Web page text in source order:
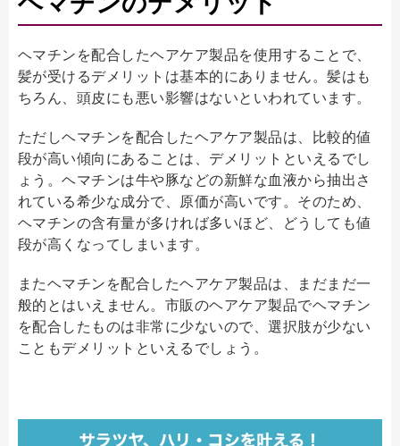
ヘマチンを配合したヘアケア製品を使用することで、
髪が受けるデメリットは基本的にありません。髪はも
ちろん、頭皮にも悪い影響はないといわれています。
ただしヘマチンを配合したヘアケア製品は、比較的値
段が高い傾向にあることは、デメリットといえるでし
ょう。ヘマチンは牛や豚などの新鮮な血液から抽出さ
れている希少な成分で、原価が高いです。そのため、
ヘマチンの含有量が多ければ多いほど、どうしても値
段が高くなってしまいます。
またヘマチンを配合したヘアケア製品は、まだまだ一
般的とはいえません。市販のヘアケア製品でヘマチン
を配合したものは非常に少ないので、選択肢が少ない
こともデメリットといえるでしょう。